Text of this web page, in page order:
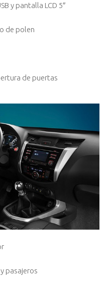
y pantalla LCD 5″
de polen
de puertas
pasajeros